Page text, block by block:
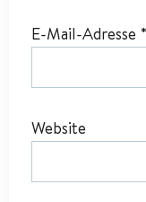
E-Mail-Adresse *
Website